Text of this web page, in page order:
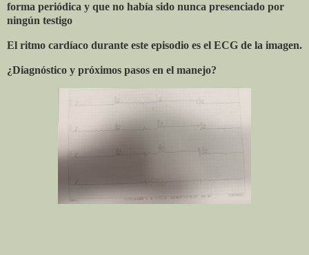
forma periódica y que no había sido nunca presenciado por
ningún testigo
El ritmo cardíaco durante este episodio es el ECG de la imagen.
¿Diagnóstico y próximos pasos en el manejo?